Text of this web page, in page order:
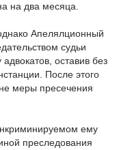
на два месяца.
Апелялционный
судьи
оставив без
После этого
меры пресечения
ему
преследования